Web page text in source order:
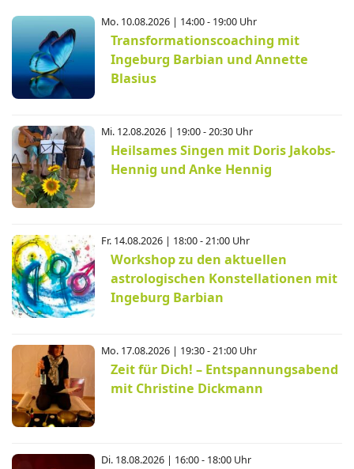
Mo. 10.08.2026 | 14:00 - 19:00 Uhr
Transformationscoaching mit
Ingeburg Barbian und Annette
Blasius
Mi. 12.08.2026 | 19:00 - 20:30 Uhr
Heilsames Singen mit Doris Jakobs-
Hennig und Anke Hennig
Fr. 14.08.2026 | 18:00 - 21:00 Uhr
Workshop zu den aktuellen
astrologischen Konstellationen mit
Ingeburg Barbian
Mo. 17.08.2026 | 19:30 - 21:00 Uhr
Zeit für Dich! – Entspannungsabend
mit Christine Dickmann
Di. 18.08.2026 | 16:00 - 18:00 Uhr